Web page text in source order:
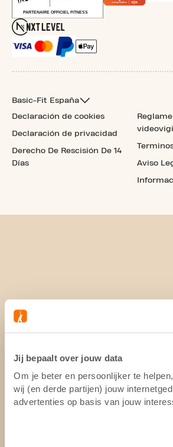
Jij bepaalt over jouw data
Om je beter en persoonlijker te
wij (en derde partijen) jouw
advertenties op basis van jouw
Basic-Fit España
Declaración de cookies
Declaración de privacidad
Derecho De Rescisión De 14
Días
Aviso